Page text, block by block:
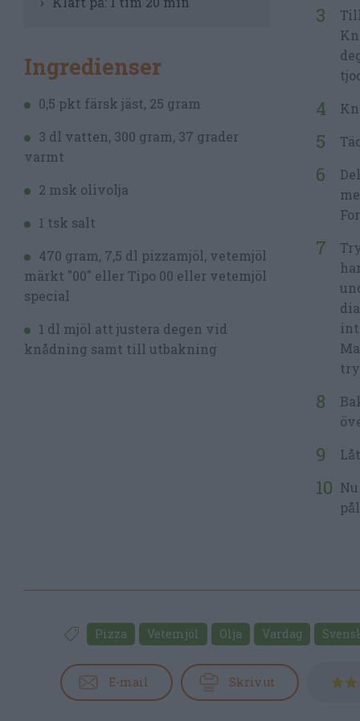
Ingredienser
0,5 pkt färsk jäst, 25 gram
3 dl vatten, 300 gram, 37 grader
varmt
2 msk olivolja
1 tsk salt
470 gram, 7,5 dl pizzamjöl, vetemjöl
märkt "00" eller Tipo 00 eller vetemjöl
special
1 dl mjöl att justera degen vid
knådning samt till utbakning
Pizza Vetemjöl Olja Vardag
E-mail Skriv ut